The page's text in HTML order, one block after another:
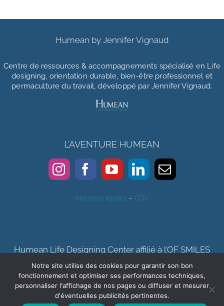
Humean by Jennifer Vignaud
Centre de ressources & accompagnements spécialisé en Life
designing, orientation durable, bien-être professionnel et
permaculture du travail, développé par Jennifer Vignaud.
L’AVENTURE HUMEAN
Mentions légales – CGV
Humean Life Designing Center affilié à l’OF SMILES
Certification qualité Qualiopi délivrée au titre de la catégorie
d’actions de formation, bilan de compétences
Notre site utilise des cookies pour garantir son bon
fonctionnement et optimiser ses performances techniques,
personnaliser l'affichage de nos pages ou diffuser et mesurer
d'éventuelles publicités pertinentes.